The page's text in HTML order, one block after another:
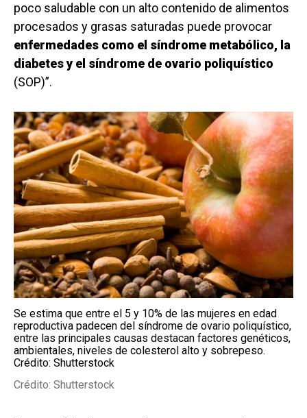
poco saludable con un alto contenido de alimentos
procesados y grasas saturadas puede provocar
enfermedades como el síndrome metabólico, la
diabetes y el síndrome de ovario poliquístico
(SOP)”.
Se estima que entre el 5 y 10% de las mujeres en edad
reproductiva padecen del síndrome de ovario poliquístico,
entre las principales causas destacan factores genéticos,
ambientales, niveles de colesterol alto y sobrepeso.
Crédito: Shutterstock
Crédito: Shutterstock